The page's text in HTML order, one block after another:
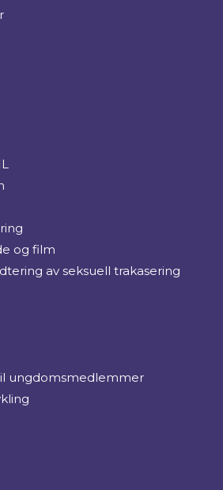
og film
av seksuell trakasering
ungdomsmedlemmer